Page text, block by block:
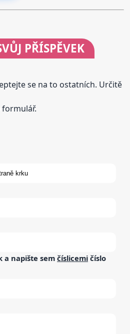
PŘÍSPĚVEK
se na to ostatních. Určitě
a napište sem číslicemi číslo